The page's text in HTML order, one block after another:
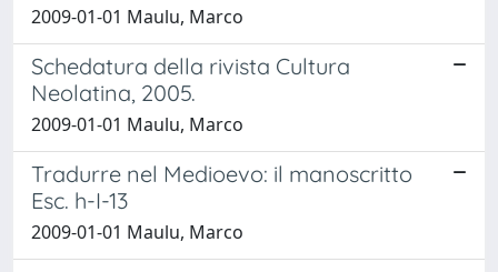
2009-01-01 Maulu, Marco
Schedatura della rivista Cultura
Neolatina, 2005.
2009-01-01 Maulu, Marco
Tradurre nel Medioevo: il manoscritto
Esc. h-I-13
2009-01-01 Maulu, Marco